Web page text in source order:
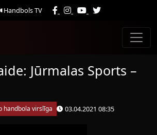
Handbols TV
Jūrmalas Sports –
handbola virslīga 03.04.2021 08:35